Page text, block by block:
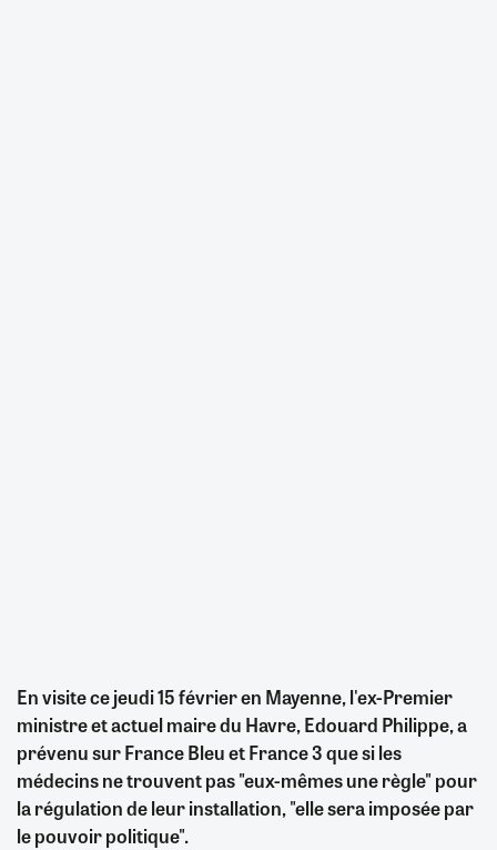
En visite ce jeudi 15 février en Mayenne, l'ex-Premier
ministre et actuel maire du Havre, Edouard Philippe, a
prévenu sur France Bleu et France 3 que si les
médecins ne trouvent pas "eux-mêmes une règle" pour
la régulation de leur installation, "elle sera imposée par
le pouvoir politique".